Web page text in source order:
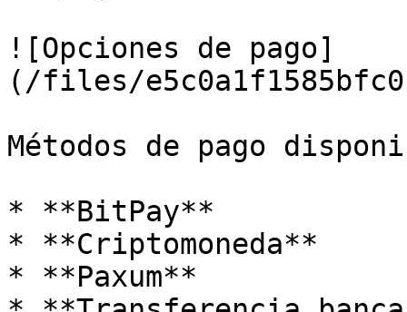
![Opciones de pago]
(/files/
Métodos de pago
* **BitPay**
* **Criptomoneda**
* **Paxum**